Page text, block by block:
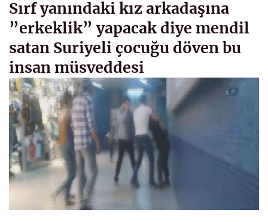
Sırf yanındaki kız arkadaşına
”erkeklik” yapacak diye mendil
satan Suriyeli çocuğu döven bu
insan müsveddesi